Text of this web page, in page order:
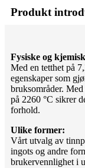
Produkt
Fysiske og
Med en tetthet på
egenskaper som
bruksområder.
på 2260 °C sikrer
forhold.
Ulike former:
Vårt utvalg av
ingots og andre
brukervennlighet i